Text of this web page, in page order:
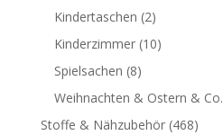
Kindertaschen (2)
Kinderzimmer (10)
Spielsachen (8)
Weihnachten & Ostern & Co.
Stoffe & Nähzubehör (468)